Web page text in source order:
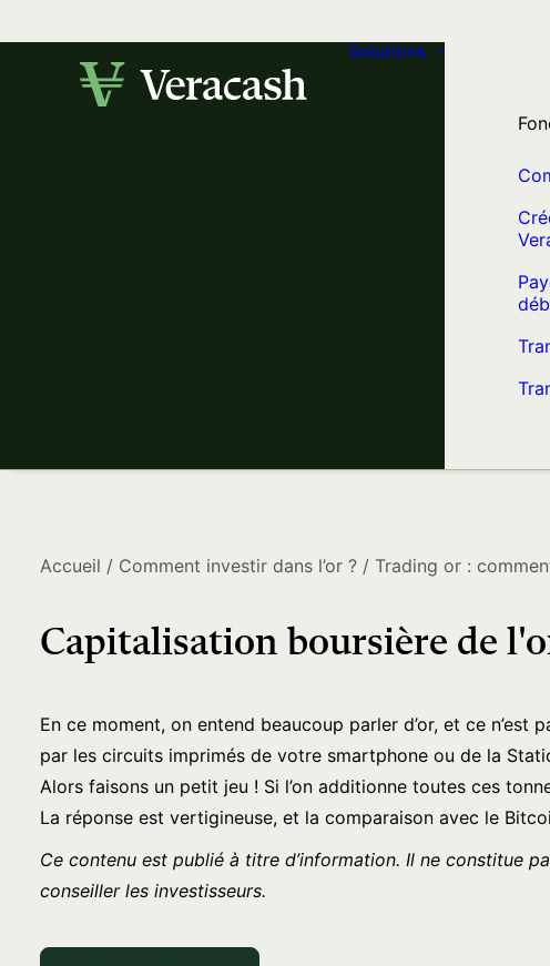
Solutions
Accueil Comment investir dans l’or ? Trading or :
Capitalisation boursière de
En ce moment, on entend beaucoup parler d’or, et ce
par les circuits imprimés de votre smartphone ou de la
Alors faisons un petit jeu ! Si l’on additionne toutes ces
La réponse est vertigineuse, et la comparaison avec le
Ce contenu est publié à titre d’information. Il ne constitue
conseiller les investisseurs.